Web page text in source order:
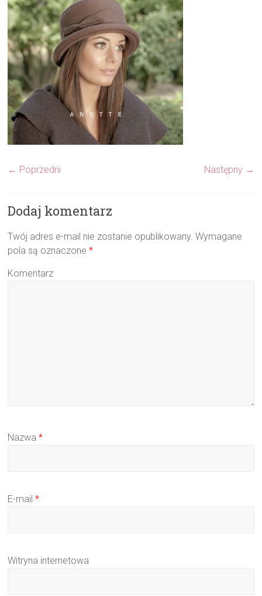
← Poprzedni Następny →
Dodaj komentarz
Twój adres e-mail nie zostanie opublikowany. Wymagane
pola są oznaczone*
Komentarz
Nazwa*
E-mail*
Witryna internetowa